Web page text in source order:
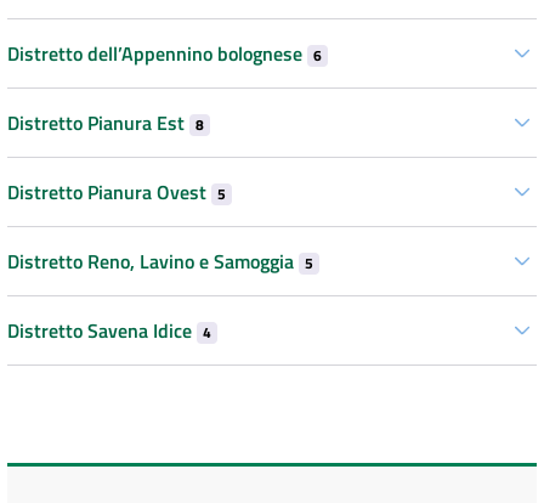
Distretto dell’Appennino bolognese 6
Distretto Pianura Est 8
Distretto Pianura Ovest 5
Distretto Reno, Lavino e Samoggia 5
Distretto Savena Idice 4